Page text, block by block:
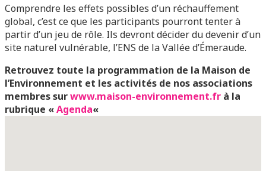
Comprendre les effets possibles d’un réchauffement
global, c’est ce que les participants pourront tenter à
partir d’un jeu de rôle. Ils devront décider du devenir d’un
site naturel vulnérable, l’ENS de la Vallée d’Émeraude.
Retrouvez toute la programmation de la Maison de
l’Environnement et les activités de nos associations
membres surwww.maison-environnement.fr à la
rubrique «Agenda«